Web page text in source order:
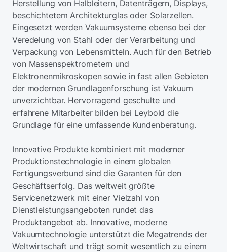
Herstellung von Halbleitern, Datenträgern, Displays,
beschichtetem Architekturglas oder Solarzellen.
Eingesetzt werden Vakuumsysteme ebenso bei der
Veredelung von Stahl oder der Verarbeitung und
Verpackung von Lebensmitteln. Auch für den Betrieb
von Massenspektrometern und
Elektronenmikroskopen sowie in fast allen Gebieten
der modernen Grundlagenforschung ist Vakuum
unverzichtbar. Hervorragend geschulte und
erfahrene Mitarbeiter bilden bei Leybold die
Grundlage für eine umfassende Kundenberatung.
Innovative Produkte kombiniert mit moderner
Produktionstechnologie in einem globalen
Fertigungsverbund sind die Garanten für den
Geschäftserfolg. Das weltweit größte
Servicenetzwerk mit einer Vielzahl von
Dienstleistungsangeboten rundet das
Produktangebot ab. Innovative, moderne
Vakuumtechnologie unterstützt die Megatrends der
Weltwirtschaft und trägt somit wesentlich zu einem